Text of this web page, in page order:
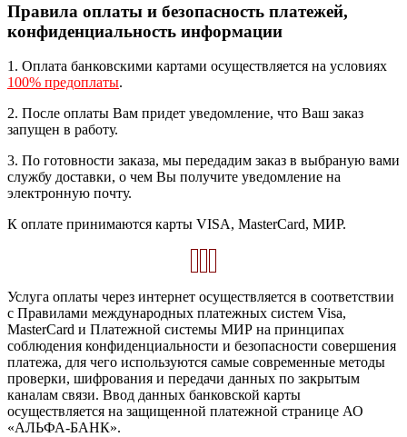
Правила оплаты и безопасность платежей,
конфиденциальность информации
1. Оплата банковскими картами осуществляется на условиях
100% предоплаты.
2. После оплаты Вам придет уведомление, что Ваш заказ
запущен в работу.
3. По готовности заказа, мы передадим заказ в выбраную вами
службу доставки, о чем Вы получите уведомление на
электронную почту.
К оплате принимаются карты VISA, MasterCard, МИР.
Услуга оплаты через интернет осуществляется в соответствии
с Правилами международных платежных систем Visa,
MasterCard и Платежной системы МИР на принципах
соблюдения конфиденциальности и безопасности совершения
платежа, для чего используются самые современные методы
проверки, шифрования и передачи данных по закрытым
каналам связи. Ввод данных банковской карты
осуществляется на защищенной платежной странице АО
«АЛЬФА-БАНК».